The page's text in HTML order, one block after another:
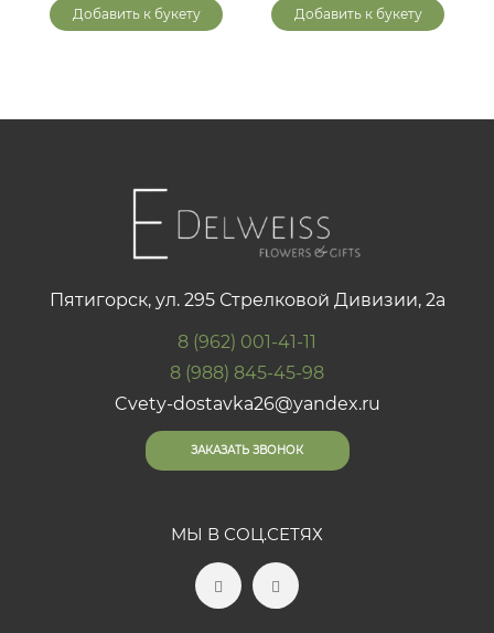
Добавить к букету Добавить к букету
Пятигорск, ул. 295 Стрелковой Дивизии, 2а
8 (962) 001-41-11
8 (988) 845-45-98
Cvety-dostavka26@yandex.ru
ЗАКАЗАТЬ ЗВОНОК
МЫ В СОЦ.СЕТЯХ